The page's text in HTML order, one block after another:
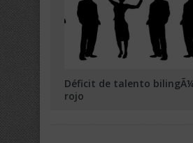
Déficit de talento
rojo